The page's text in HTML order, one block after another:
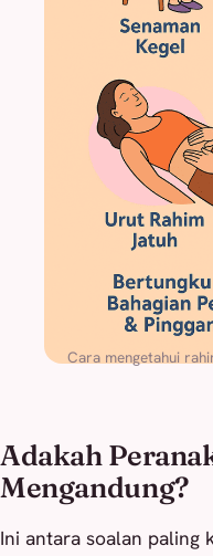
Cara mengetahui
Adakah
Mengandung?
Ini antara soalan paling